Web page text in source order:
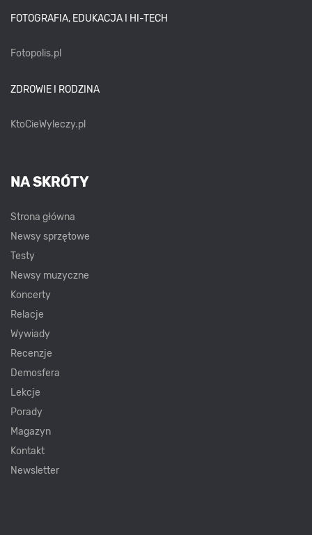
FOTOGRAFIA, EDUKACJA I HI-TECH
Fotopolis.pl
ZDROWIE I RODZINA
KtoCieWyleczy.pl
NA SKRÓTY
Strona główna
Newsy sprzętowe
Testy
Newsy muzyczne
Koncerty
Relacje
Wywiady
Recenzje
Demosfera
Lekcje
Porady
Magazyn
Kontakt
Newsletter